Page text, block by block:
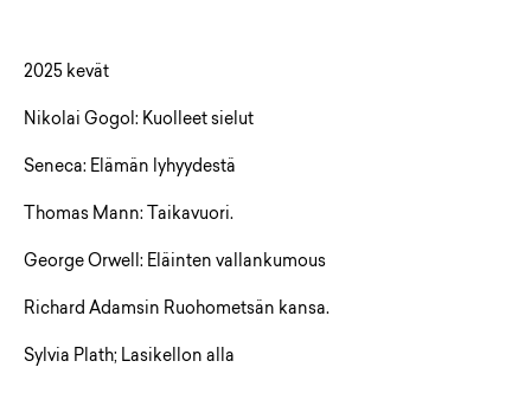
2025 kevät
Nikolai Gogol: Kuolleet sielut
Seneca: Elämän lyhyydestä
Thomas Mann: Taikavuori.
George Orwell: Eläinten vallankumous
Richard Adamsin Ruohometsän kansa.
Sylvia Plath; Lasikellon alla